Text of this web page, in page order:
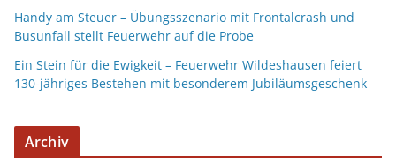
Handy am Steuer – Übungsszenario mit Frontalcrash und
Busunfall stellt Feuerwehr auf die Probe
Ein Stein für die Ewigkeit – Feuerwehr Wildeshausen feiert
130-jähriges Bestehen mit besonderem Jubiläumsgeschenk
Archiv